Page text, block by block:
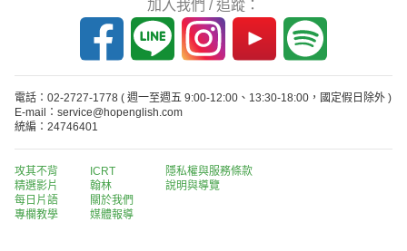
加入我們 / 追蹤：
電話：02-2727-1778 ( 週一至週五 9:00-12:00、13:30-18:00，國定假日除外 )
E-mail：service@hopenglish.com
統編：24746401
攻其不背
精選影片
每日片語
專欄教學
ICRT
翰林
關於我們
媒體報導
隱私權與服務條款
說明與導覽